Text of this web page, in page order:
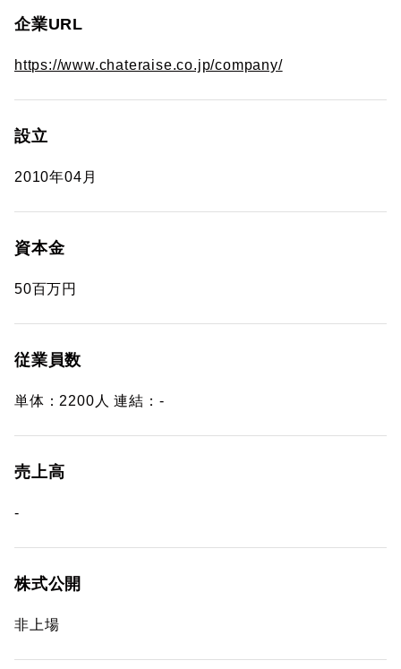
企業URL
https://www.chateraise.co.jp/company/
設立
2010年04月
資本金
50百万円
従業員数
単体：2200人 連結：-
売上高
-
株式公開
非上場